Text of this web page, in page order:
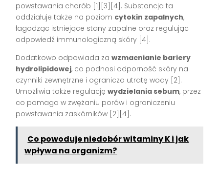
powstawania chorób [1][3][4]. Substancja ta
oddziałuje także na poziom cytokin zapalnych,
łagodząc istniejące stany zapalne oraz regulując
odpowiedź immunologiczną skóry [4].
Dodatkowo odpowiada zawzmacnianie bariery
hydrolipidowej, co podnosi odporność skóry na
czynniki zewnętrzne i ogranicza utratę wody [2].
Umożliwia także regulacjęwydzielania sebum, przez
co pomaga w zwężaniu porów i ograniczeniu
powstawania zaskórników [2][4].
Co powoduje niedobór witaminy K i jak
wpływa na organizm?